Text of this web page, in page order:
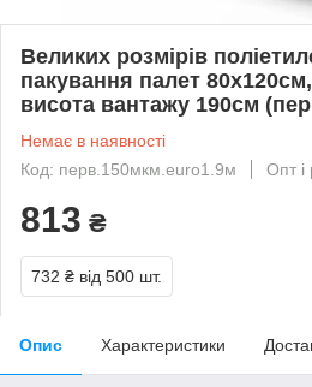
Великих розмірів
пакування палет
висота вантажу 190см
Немає в наявності
Код: перв.150мкм.euro1.9м
Опт і
813 ₴
732 ₴ від 500 шт.
Опис Характеристики